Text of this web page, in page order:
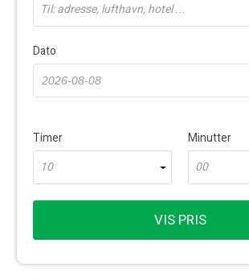
Til: adresse, lufthavn, hotel ...
Dato
Timer
10
Minutter
00
VIS PRIS